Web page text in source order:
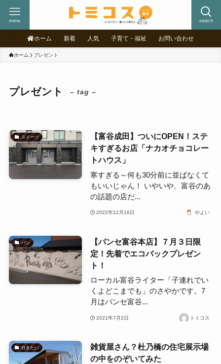
search
menu
ホーム 新着 人気 子育て・福祉 お問い合わせ
ホーム プレゼント
プレゼント – tag –
スイーツ
【富谷成田】ついにOPEN！ステ
キすぎるお店「ナカオチョコレー
トハウス」
寒すぎる～何も30分前に並ばなくて
もいいじゃん！ いやいや、富谷のあ
の話題の店だ...
2022年12月16日 やよい
パン
【パンセ富谷本店】７月３日限
定！先着でエコバックプレゼン
ト！
ローカル富谷ライター「子連れでい
くよどこまでも」のさやかです。7
月はパンセ富谷...
2021年7月2日 トミコス
行きたい
雑貨屋さん？杜乃橋の住宅展示場
の中をのぞいてみた